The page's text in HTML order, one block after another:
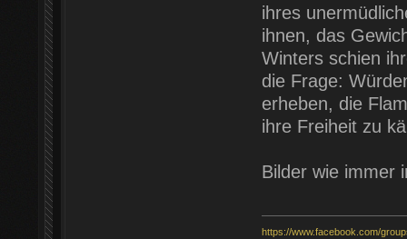
ihres
ihnen, das
Winters schien
die Frage:
erheben, die
ihre Freiheit zu
Bilder wie immer
https://www.facebook.com/